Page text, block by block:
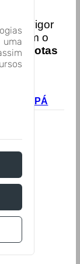
em vigor
com o
das
Notas
isso
CORUPÁ
não